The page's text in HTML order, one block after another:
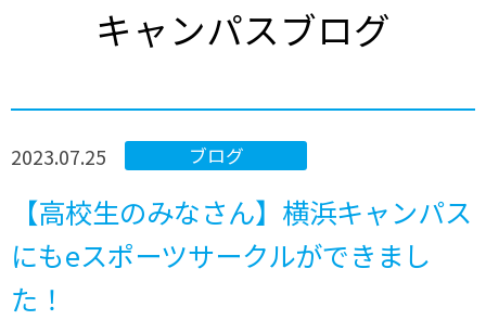
キャンパスブログ
ブログ
2023.07.25
【高校生のみなさん】横浜キャンパス
にもeスポーツサークルができまし
た！